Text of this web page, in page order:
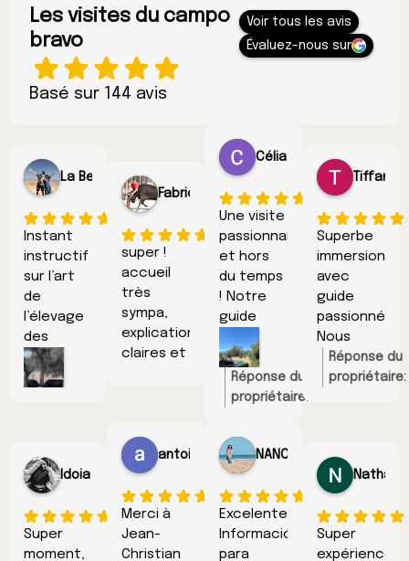
Les visites du campo
bravo
Basé sur 144 avis
Voir tous les avis
Évaluez-nous sur
La Bess
Instant
instructif
sur l’art
de
l’élevage
des
taureaux,
tant sur
culturel.
Balade en
4x4 pour
admirer
les belles
Fabrice GAY
super !
accueil
très
sympa,
explications
claires et
des
vaches,
approche
des Toros
en 4x4,
tout
était
Célia Abels
Une visite
passionnante
et hors
du temps
! Notre
guide
était
captivant,
très
cultivé et
grand
professionnalisme.
Au-delà
de ses
connaissances
sur les
Réponse du
propriétaire:
ce gentil
commentaire!
Tiffany
Superbe
immersion
avec
guide
passionné.
Nous
avons
appris
Nous
Réponse du
propriétaire:
Idoia Indo
Super
moment,
antoinette minvielle
Merci à
Jean-
Christian
NANCY PEREZ AYALA
Excelente
Información
para
Nathan
Super
expérience